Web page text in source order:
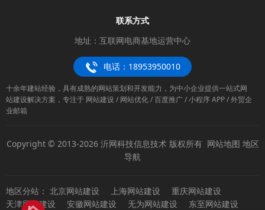
联系方式
地址：互联网电商基地运营中心
电话：18953950010
十余年建站经验，具有成熟的网站策划和开发能力，为中小企业提供一站式网
站建设解决方案，专注于 网站建设 / 网站优化 / 百度推广 / 小程序 APP / 外贸企
业邮箱
Copyright © 2013-2026 沂网科技信息技术 版权所有 网站地图 地区
导航
地区分站： 北京网站建设 上海网站建设
重庆网站建设
天津网站建设
安徽网站建设 无为网站建设 东至网站建设